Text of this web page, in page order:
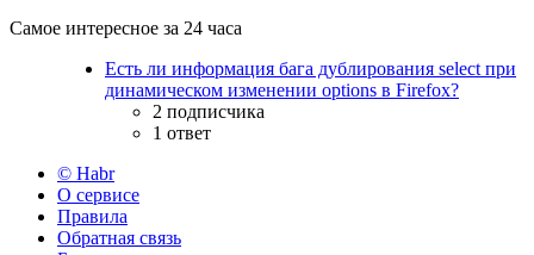
Самое интересное за 24 часа
Есть ли информация бага дублирования select при
динамическом изменении options в Firefox?
2 подписчика
1 ответ
© Habr
О сервисе
Правила
Обратная связь